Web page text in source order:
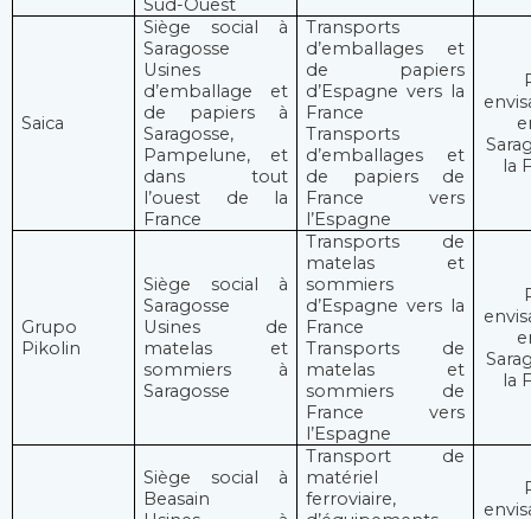
Sud-Ouest
Saica
Siège social à
Saragosse
Usines
d’emballage et
de papiers à
Saragosse,
Pampelune, et
dans tout
l’ouest de la
France
Transports
d’emballages et
de papiers
d’Espagne vers la
France
Transports
d’emballages et
de papiers de
France vers
l’Espagne
la
Grupo
Pikolin
Siège social à
Saragosse
Usines de
matelas et
sommiers à
Saragosse
Transports de
matelas et
sommiers
d’Espagne vers la
France
Transports de
matelas et
sommiers de
France vers
l’Espagne
la
Siège social à
Beasain
Transport de
matériel
ferroviaire,